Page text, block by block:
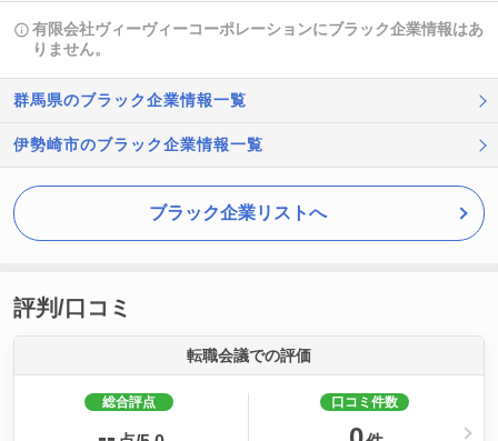
有限会社ヴィーヴィーコーポレーションにブラック企業情報はあ
りません。
群馬県のブラック企業情報一覧
伊勢崎市のブラック企業情報一覧
ブラック企業リストへ
評判/口コミ
転職会議での評価
総合評点 口コミ件数